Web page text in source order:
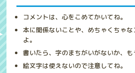
コメントは、心をこめてかいてね。
本に関係ないことや、めちゃくちゃ
よ。
書いたら、字のまちがいがないか、も
絵文字は使えないので注意してね。